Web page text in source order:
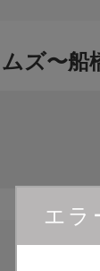
エラ
ズ〜船